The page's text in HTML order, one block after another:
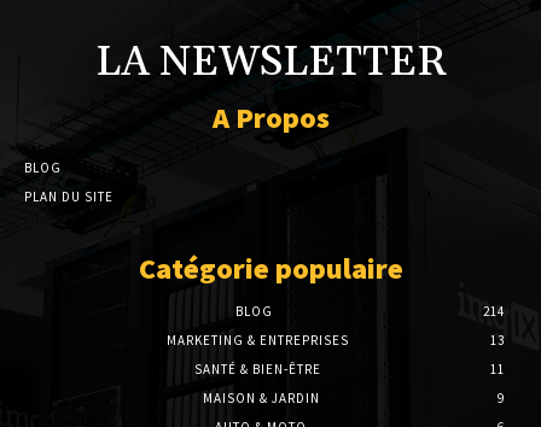
LA NEWSLETTER
A Propos
BLOG
PLAN DU SITE
Catégorie populaire
BLOG
214
MARKETING & ENTREPRISES
13
SANTÉ & BIEN-ÊTRE
11
MAISON & JARDIN
9